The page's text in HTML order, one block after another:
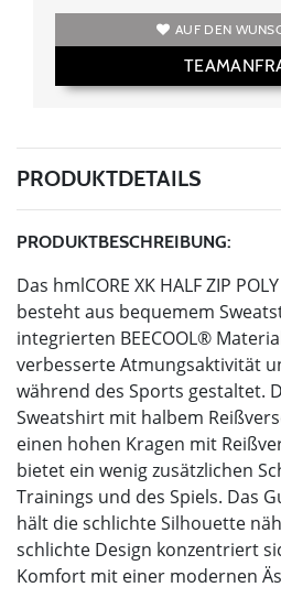
AUF DEN
PRODUKTDETAILS
PRODUKTBESCHREIBUNG:
Das hmlCORE XK HALF ZIP
besteht aus bequemem
integrierten BEECOOL®
verbesserte Atmungsaktivität
während des Sports gestaltet.
Sweatshirt mit halbem
einen hohen Kragen mit
bietet ein wenig zusätzlichen
Trainings und des Spiels. Das
hält die schlichte Silhouette
schlichte Design konzentriert
Komfort mit einer modernen